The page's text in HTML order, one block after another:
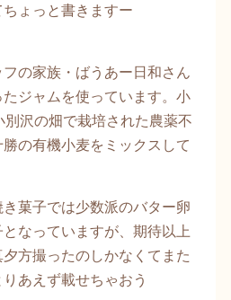
ょっと書きますー
の家族・ばうあー日和さん
ジャムを使っています。小
沢の畑で栽培された農薬不
の有機小麦をミックスして
菓子では少数派のバター卵
なっていますが、期待以上
方撮ったのしかなくてまた
あえず載せちゃおう